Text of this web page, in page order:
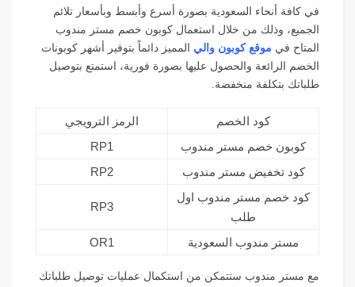
في كافة أنحاء السعودية بصورة أسرع وأبسط وبأسعار تلائم
الجميع، وذلك من خلال استعمال كوبون خصم مستر مندوب
المتاح في موقع كوبون والي المميز دائماً بتوفير أشهر كوبونات
الخصم الرائعة والحصول عليها بصورة فورية، استمتع بتوصيل
طلباتك بتكلفة منخفضة.
كود الخصم
الرمز الترويجي
كوبون خصم مستر مندوب
RP1
كود تخفيض مستر مندوب
RP2
كود خصم مستر مندوب اول
طلب
RP3
مستر مندوب السعودية OR1
مع مستر مندوب ستتمكن من استكمال عمليات توصيل طلباتك